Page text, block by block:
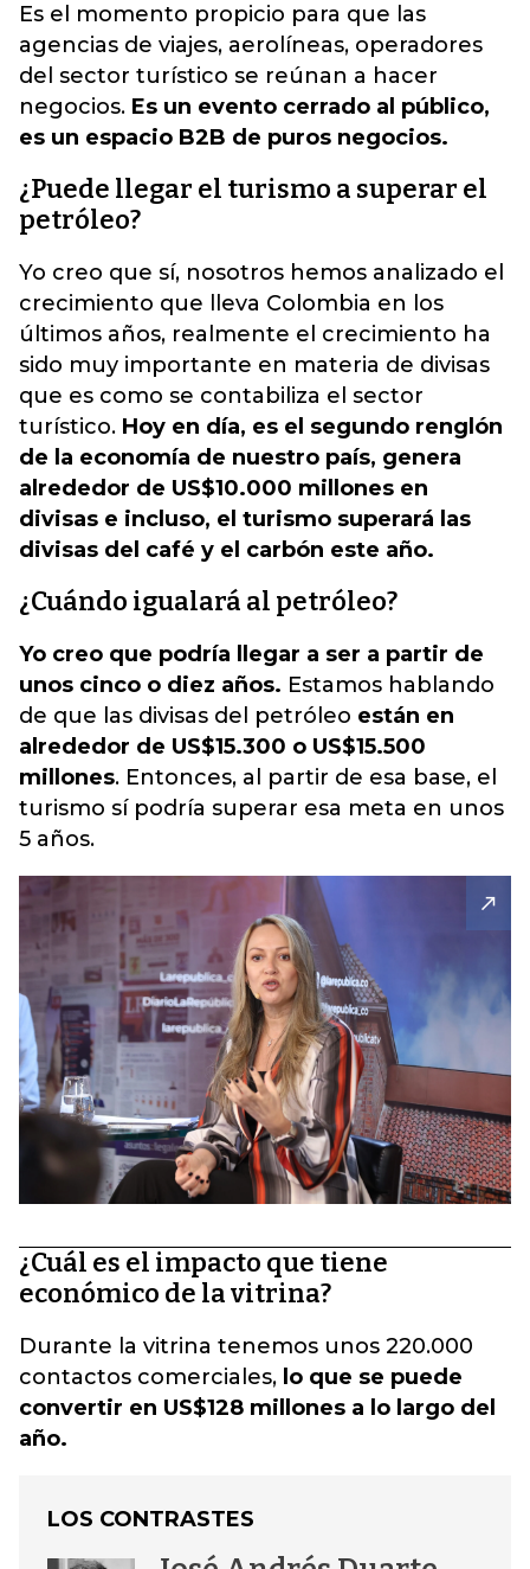
Es el momento propicio para que las
agencias de viajes, aerolíneas, operadores
del sector turístico se reúnan a hacer
negocios. Es un evento cerrado al público,
es un espacio B2B de puros negocios.
¿Puede llegar el turismo a superar el
petróleo?
Yo creo que sí, nosotros hemos analizado el
crecimiento que lleva Colombia en los
últimos años, realmente el crecimiento ha
sido muy importante en materia de divisas
que es como se contabiliza el sector
turístico. Hoy en día, es el segundo renglón
de la economía de nuestro país, genera
alrededor de US$10.000 millones en
divisas e incluso, el turismo superará las
divisas del café y el carbón este año.
¿Cuándo igualará al petróleo?
Yo creo que podría llegar a ser a partir de
unos cinco o diez años. Estamos hablando
de que las divisas del petróleo están en
alrededor de US$15.300 o US$15.500
millones. Entonces, al partir de esa base, el
turismo sí podría superar esa meta en unos
5 años.
¿Cuál es el impacto que tiene
económico de la vitrina?
Durante la vitrina tenemos unos 220.000
contactos comerciales, lo que se puede
convertir en US$128 millones a lo largo del
año.
LOS CONTRASTES